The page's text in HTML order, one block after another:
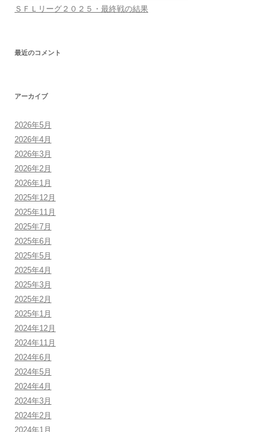
ＳＦＬリーグ２０２５・最終戦の結果
最近のコメント
アーカイブ
2026年5月
2026年4月
2026年3月
2026年2月
2026年1月
2025年12月
2025年11月
2025年7月
2025年6月
2025年5月
2025年4月
2025年3月
2025年2月
2025年1月
2024年12月
2024年11月
2024年6月
2024年5月
2024年4月
2024年3月
2024年2月
2024年1月